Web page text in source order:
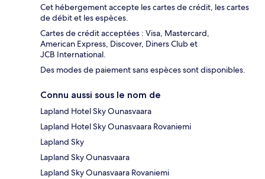
Cet hébergement accepte les cartes de crédit, les cartes
de débit et les espèces.
Cartes de crédit acceptées : Visa, Mastercard,
American Express, Discover, Diners Club et
JCB International.
Des modes de paiement sans espèces sont disponibles.
Connu aussi sous le nom de
Lapland Hotel Sky Ounasvaara
Lapland Hotel Sky Ounasvaara Rovaniemi
Lapland Sky
Lapland Sky Ounasvaara
Lapland Sky Ounasvaara Rovaniemi